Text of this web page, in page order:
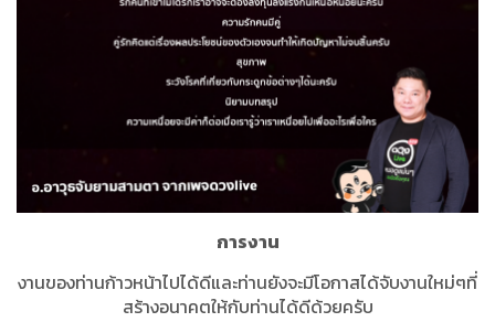
การงาน
งานของท่านก้าวหน้าไปได้ดีและท่านยังจะมีโอกาสได้จับงานใหม่ๆที่
สร้างอนาคตให้กับท่านได้ดีด้วยครับ